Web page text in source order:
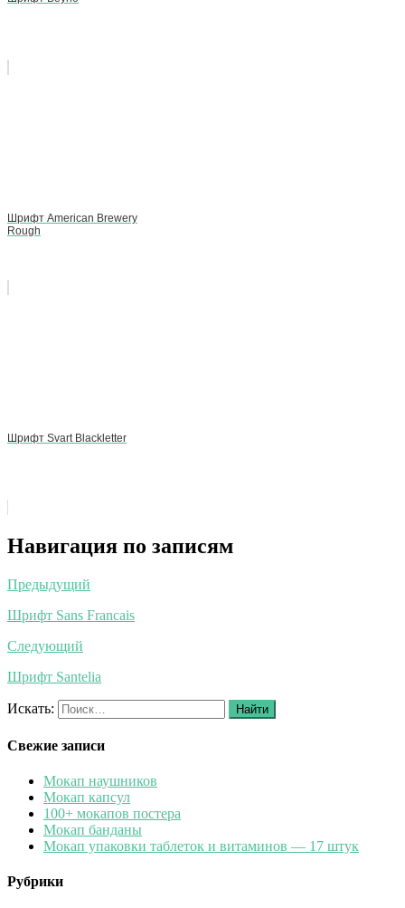
Шрифт American Brewery
Rough
Шрифт Svart Blackletter
Навигация по записям
Предыдущий
Шрифт Sans Francais
Следующий
Шрифт Santelia
Искать: Найти
Свежие записи
Мокап наушников
Мокап капсул
100+ мокапов постера
Мокап банданы
Мокап упаковки таблеток и витаминов — 17 штук
Рубрики